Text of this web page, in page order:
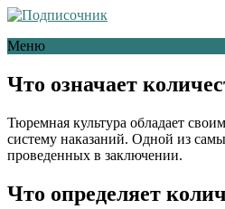
Меню
Что означает
Тюремная культура обладает
систему наказаний. Одной из
проведенных в заключении.
Что определяет